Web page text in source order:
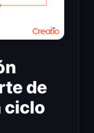
de
ciclo